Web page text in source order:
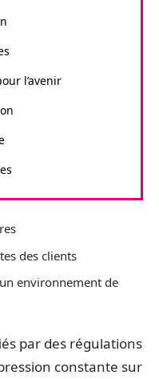
l’avenir
des clients
environnement de
par des régulations
constante sur